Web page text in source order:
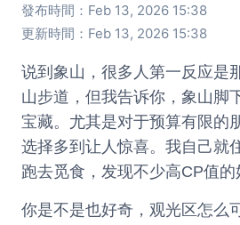
發布時間：Feb 13, 2026 15:38
更新時間：Feb 13, 2026 15:38
说到象山，很多人第一反应是
山步道，但我告诉你，象山脚
宝藏。尤其是对于预算有限的
选择多到让人惊喜。我自己就
跑去觅食，发现不少高CP值的
你是不是也好奇，观光区怎么